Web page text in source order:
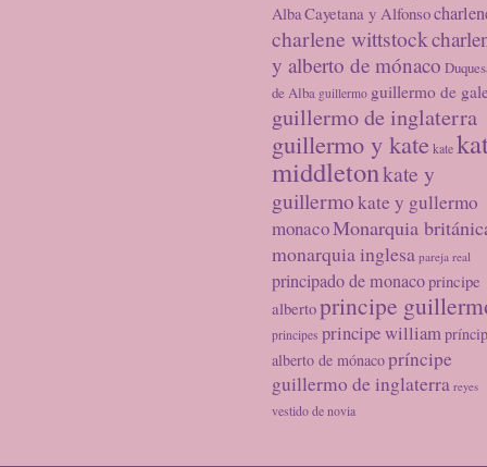
AlbaCayetana y Alfonso
charlene wittstock
y alberto de mónaco
de Alba guillermo guillermo de
guillermo de inglaterra
guillermo y katekate
middletonkate y
guillermokate y gullermo
monacoMonarquia
monarquia inglesa pareja real
principado de monacoprincipe
albertoprincipe
principes principe william
alberto de mónacopríncipe
guillermo de inglaterra reyes
vestido de novia